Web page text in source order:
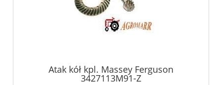
Atak kół kpl. Massey Ferguson
3427113M91-Z